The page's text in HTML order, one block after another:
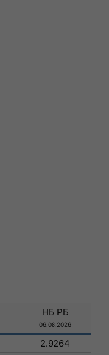
НБ РБ
06.08.2026
2.9264